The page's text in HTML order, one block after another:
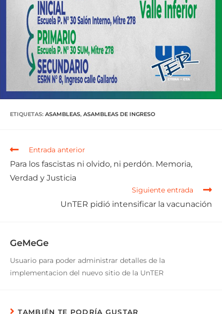
ETIQUETAS: ASAMBLEAS, ASAMBLEAS DE INGRESO
Entrada anterior
Para los fascistas ni olvido, ni perdón. Memoria,
Verdad y Justicia
Siguiente entrada
UnTER pidió intensificar la vacunación
GeMeGe
Usuario para poder administrar detalles de la
implementacion del nuevo sitio de la UnTER
TAMBIÉN TE PODRÍA GUSTAR